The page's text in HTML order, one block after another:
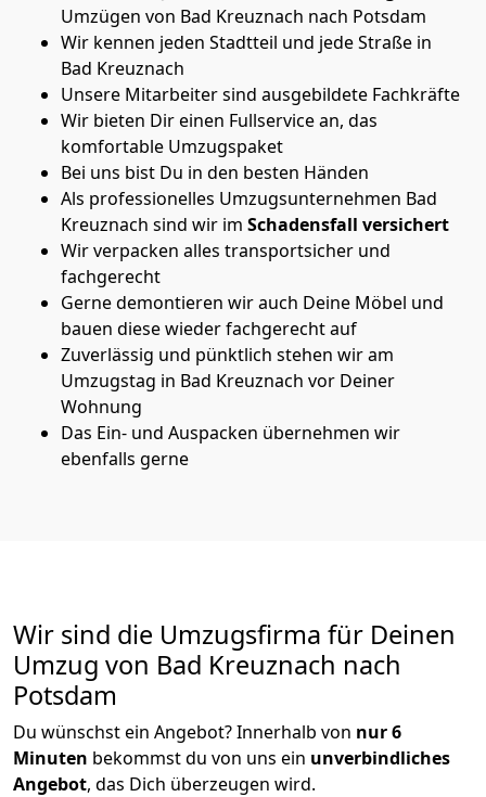
Umzügen von Bad Kreuznach nach Potsdam
Wir kennen jeden Stadtteil und jede Straße in
Bad Kreuznach
Unsere Mitarbeiter sind ausgebildete Fachkräfte
Wir bieten Dir einen Fullservice an, das
komfortable Umzugspaket
Bei uns bist Du in den besten Händen
Als professionelles Umzugsunternehmen Bad
Kreuznach sind wir im Schadensfall versichert
Wir verpacken alles transportsicher und
fachgerecht
Gerne demontieren wir auch Deine Möbel und
bauen diese wieder fachgerecht auf
Zuverlässig und pünktlich stehen wir am
Umzugstag in Bad Kreuznach vor Deiner
Wohnung
Das Ein- und Auspacken übernehmen wir
ebenfalls gerne
Wir sind die Umzugsfirma für Deinen
Umzug von Bad Kreuznach nach
Potsdam
Du wünschst ein Angebot? Innerhalb von nur 6
Minuten bekommst du von uns ein unverbindliches
Angebot, das Dich überzeugen wird.